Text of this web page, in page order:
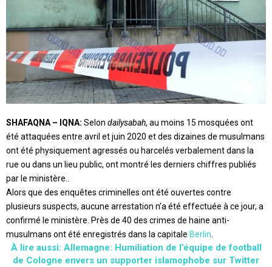
SHAFAQNA – IQNA: Selon dailysabah, au moins 15 mosquées ont
été attaquées entre avril et juin 2020 et des dizaines de musulmans
ont été physiquement agressés ou harcelés verbalement dans la
rue ou dans un lieu public, ont montré les derniers chiffres publiés
par le ministère..
Alors que des enquêtes criminelles ont été ouvertes contre
plusieurs suspects, aucune arrestation n’a été effectuée à ce jour, a
confirmé le ministère. Près de 40 des crimes de haine anti-
musulmans ont été enregistrés dans la capitale Berlin.
À lire aussi: Allemagne: Humiliation de l’équipe de football
de Cologne envers un supporter islamophobe sur Twitter